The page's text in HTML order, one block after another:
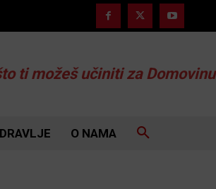
ti možeš učiniti za Domovinu
O NAMA